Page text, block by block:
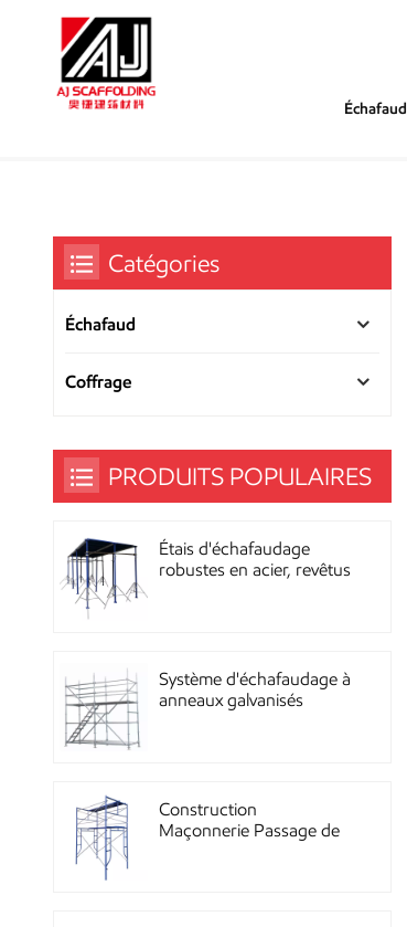
Échafaud
Catégories
Échafaud
Coffrage
PRODUITS POPULAIRES
Étais d'échafaudage
robustes en acier, revêtus
Système d'échafaudage à
anneaux galvanisés
Construction
Maçonnerie Passage de